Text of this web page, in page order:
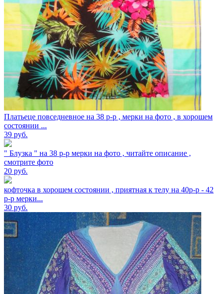
Платьеце повседневное на 38 р-р , мерки на фото , в хорошем
состоянии ...
39 руб.
" Блузка " на 38 р-р мерки на фото , читайте описание ,
смотрите фото
20 руб.
кофточка в хорошем состоянии , приятная к телу на 40р-р - 42
р-р мерки...
30 руб.